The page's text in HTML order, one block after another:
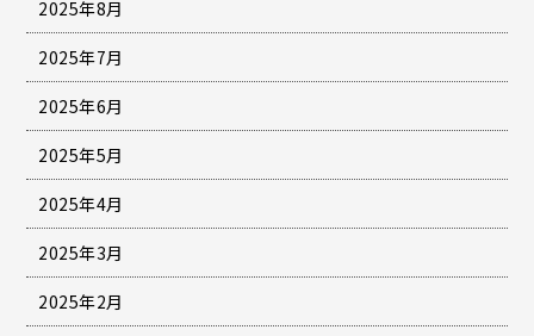
2025年8月
2025年7月
2025年6月
2025年5月
2025年4月
2025年3月
2025年2月